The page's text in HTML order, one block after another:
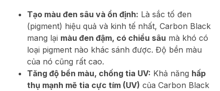
Tạo màu đen sâu và ổn định: Là sắc tố đen
(pigment) hiệu quả và kinh tế nhất, Carbon Black
mang lại màu đen đậm, có chiều sâu mà khó có
loại pigment nào khác sánh được. Độ bền màu
của nó cũng rất cao.
Tăng độ bền màu, chống tia UV: Khả năng hấp
thụ mạnh mẽ tia cực tím (UV) của Carbon Black